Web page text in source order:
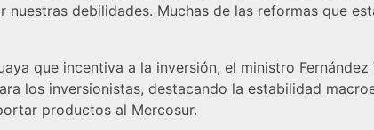
debilidades. Muchas de las reformas que
que incentiva a la inversión, el ministro
los inversionistas, destacando la estabilidad
productos al Mercosur.